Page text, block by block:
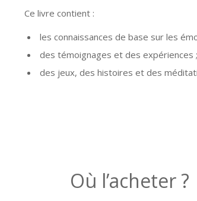
Ce livre contient :
les connaissances de base sur les
des témoignages et des expériences ;
des jeux, des histoires et des
Où l’acheter ?